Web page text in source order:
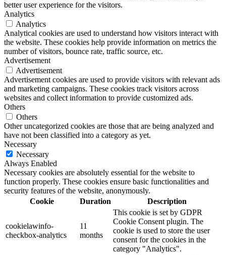
better user experience for the visitors.
Analytics
Analytics
Analytical cookies are used to understand how visitors interact with
the website. These cookies help provide information on metrics the
number of visitors, bounce rate, traffic source, etc.
Advertisement
Advertisement
Advertisement cookies are used to provide visitors with relevant ads
and marketing campaigns. These cookies track visitors across
websites and collect information to provide customized ads.
Others
Others
Other uncategorized cookies are those that are being analyzed and
have not been classified into a category as yet.
Necessary
Necessary
Always Enabled
Necessary cookies are absolutely essential for the website to
function properly. These cookies ensure basic functionalities and
security features of the website, anonymously.
Cookie
Duration Description
cookielawinfo-
checkbox-analytics
11
months
This cookie is set by GDPR
Cookie Consent plugin. The
cookie is used to store the user
consent for the cookies in the
category "Analytics".